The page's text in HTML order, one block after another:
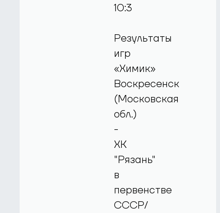
10:3
Результаты
игр
«Химик»
Воскресенск
(Московская
обл.)
-
ХК
"Рязань"
в
первенстве
СССР/